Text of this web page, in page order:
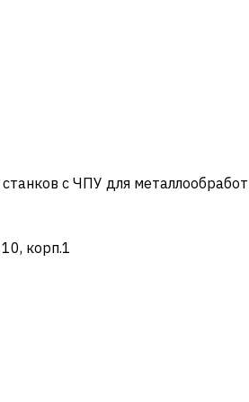
с ЧПУ для
корп.1